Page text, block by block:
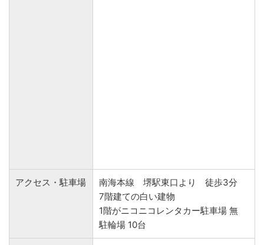
アクセス・駐車場
南海本線 堺駅東口より 徒歩3分
7階建ての白い建物
1階がニコニコレンタカー駐車場 無
駐輪場 10台